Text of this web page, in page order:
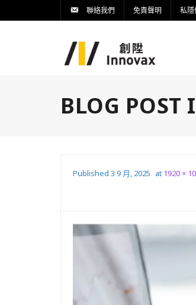
聯絡我們 免責聲明 私隱
BLOG POST
Published 3 9 月, 2025 at 1920 ×